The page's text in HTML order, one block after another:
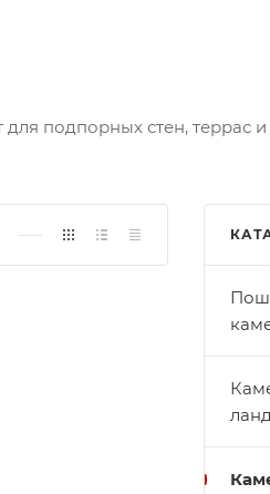
подпорных стен, террас